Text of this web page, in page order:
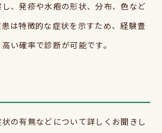
、発疹や水疱の形状、分布、色など
は特徴的な症状を示すため、経験豊
い確率で診断が可能です。
の有無などについて詳しくお聞きし